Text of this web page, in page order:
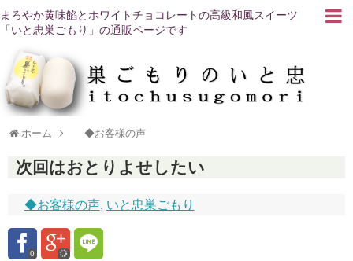
まろやか黄味餡とホワイトチョコレートの高級和風スイーツ
「いと忠巣ごもり」の通販ページです
ホーム ◆お客様の声
次回はおとりよせしたい
◆お客様の声, いと忠巣ごもり
0